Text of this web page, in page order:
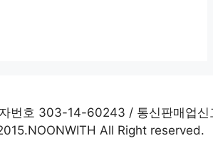
번호 303-14-60243 / 통신판매업
All Right reserved.